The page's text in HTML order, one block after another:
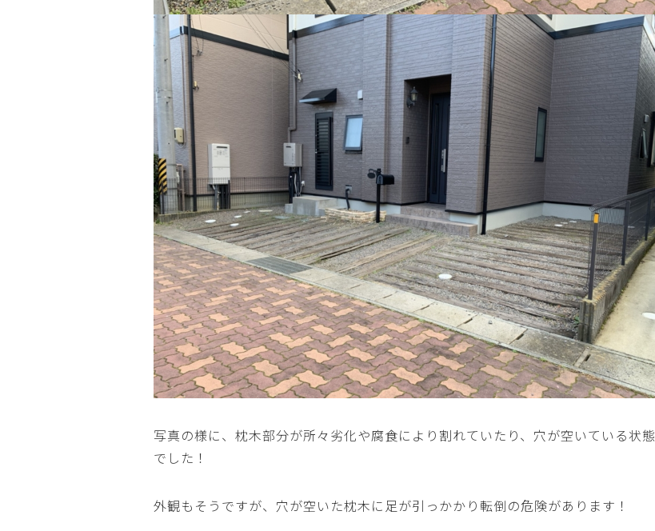
写真の様に、枕木部分が所々劣化や腐食により割れていたり、穴が空いている状態
でした！
外観もそうですが、穴が空いた枕木に足が引っかかり転倒の危険があります！